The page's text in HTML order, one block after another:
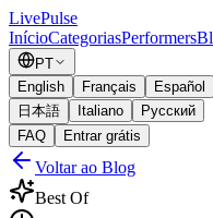
LivePulse
InícioCategoriasPerformers
PT
English
Français Español
日本語
Italiano
Русский
FAQ
Entrar grátis
Voltar ao Blog
Best Of